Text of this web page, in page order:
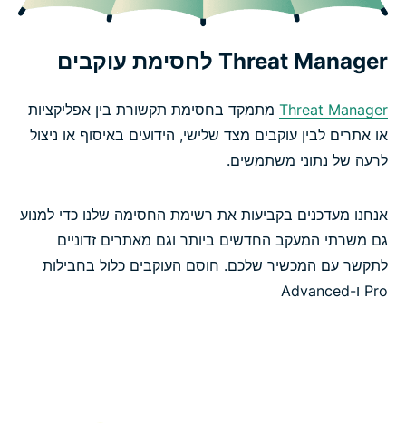
Threat Manager לחסימת עוקבים
Threat Manager מתמקד בחסימת תקשורת בין אפליקציות
או אתרים לבין עוקבים מצד שלישי, הידועים באיסוף או ניצול
לרעה של נתוני משתמשים.
אנחנו מעדכנים בקביעות את רשימת החסימה שלנו כדי למנוע
גם משרתי המעקב החדשים ביותר וגם מאתרים זדוניים
לתקשר עם המכשיר שלכם. חוסם העוקבים כלול בחבילות
Pro ו-Advanced